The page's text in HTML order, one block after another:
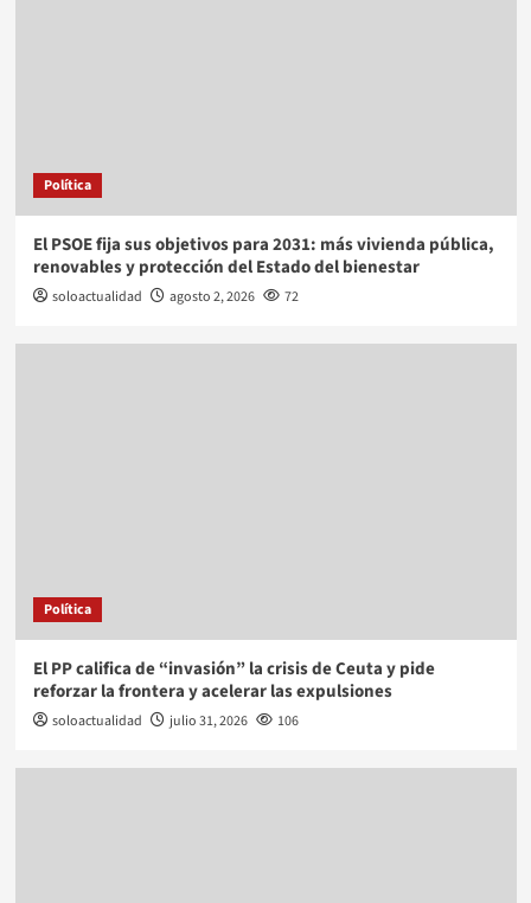
Política
El PSOE fija sus objetivos para 2031: más vivienda pública,
renovables y protección del Estado del bienestar
soloactualidad agosto 2, 2026 72
Política
El PP califica de “invasión” la crisis de Ceuta y pide
reforzar la frontera y acelerar las expulsiones
soloactualidad julio 31, 2026 106